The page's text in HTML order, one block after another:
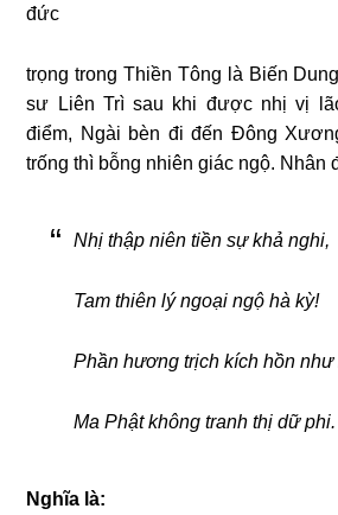
đức
trọng trong Thiền Tông là Biến
sư Liên Trì sau khi được nhị vị
điểm, Ngài bèn đi đến Đông
trống thì bỗng nhiên giác ngộ. Nhân
Nhị thập niên tiền sự khả nghi,
Tam thiên lý ngoại ngộ hà kỳ!
Phần hương trịch kích hồn như
Ma Phật không tranh thị dữ phi.
Nghĩa là: